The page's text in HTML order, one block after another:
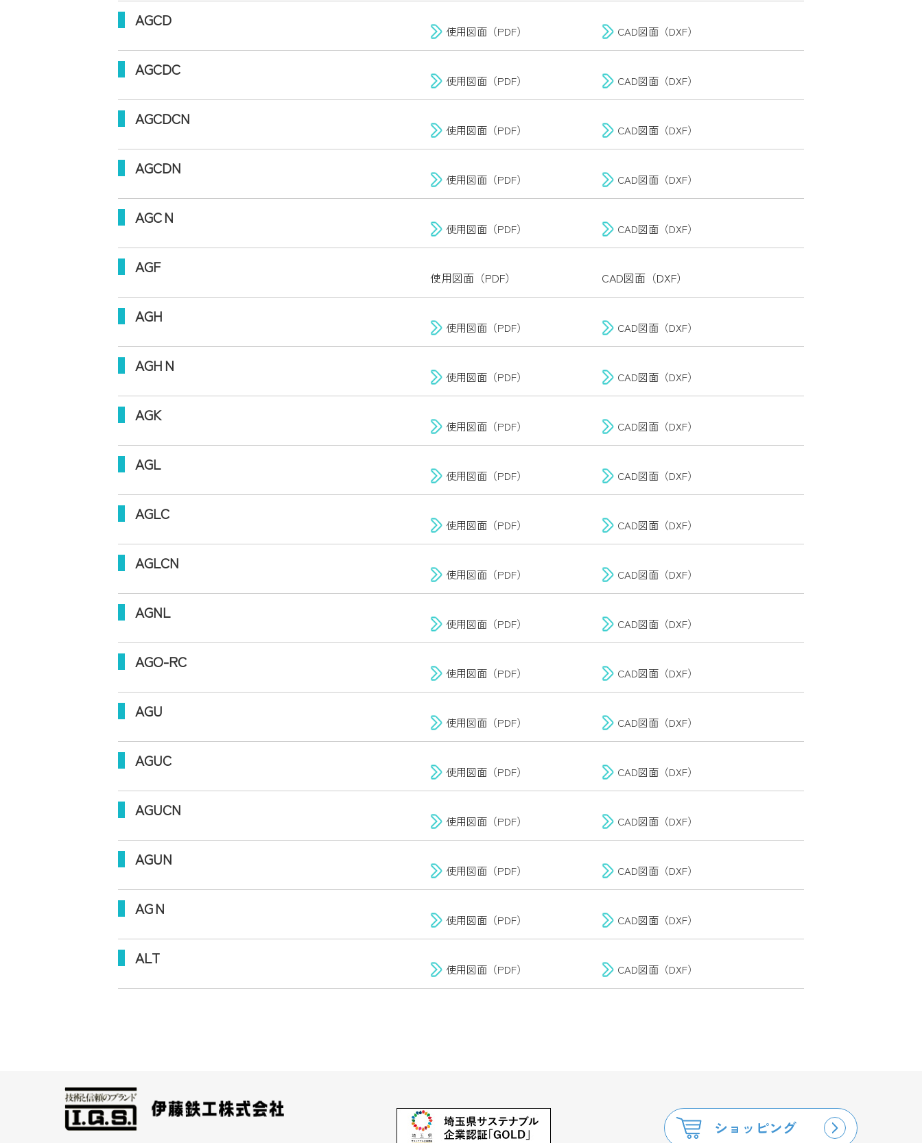
AGCD
使用図面（PDF） CAD図面（DXF）
AGCDC
使用図面（PDF） CAD図面（DXF）
AGCDCN
使用図面（PDF） CAD図面（DXF）
AGCDN
使用図面（PDF） CAD図面（DXF）
AGCＮ
使用図面（PDF） CAD図面（DXF）
AGF
使用図面（PDF） CAD図面（DXF）
AGH
使用図面（PDF） CAD図面（DXF）
AGHＮ
使用図面（PDF） CAD図面（DXF）
AGK
使用図面（PDF） CAD図面（DXF）
AGL
使用図面（PDF） CAD図面（DXF）
AGLC
使用図面（PDF） CAD図面（DXF）
AGLCN
使用図面（PDF） CAD図面（DXF）
AGNL
使用図面（PDF） CAD図面（DXF）
AGO-RC
使用図面（PDF） CAD図面（DXF）
AGU
使用図面（PDF） CAD図面（DXF）
AGUC
使用図面（PDF） CAD図面（DXF）
AGUCN
使用図面（PDF） CAD図面（DXF）
AGUN
使用図面（PDF） CAD図面（DXF）
AGＮ
使用図面（PDF） CAD図面（DXF）
ALT
使用図面（PDF） CAD図面（DXF）
ショッピング